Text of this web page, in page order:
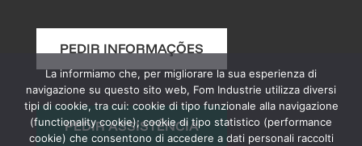
PEDIR INFORMAÇÕES
PEDIR ASSISTÊNCIA
La informiamo che, per migliorare la sua esperienza di
navigazione su questo sito web, Fom Industrie utilizza diversi
tipi di cookie, tra cui: cookie di tipo funzionale alla navigazione
(functionality cookie); cookie di tipo statistico (performance
cookie) che consentono di accedere a dati personali raccolti